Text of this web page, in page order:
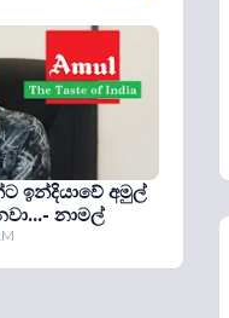
ඉන්දියාවේ අමුල්
නාමල්